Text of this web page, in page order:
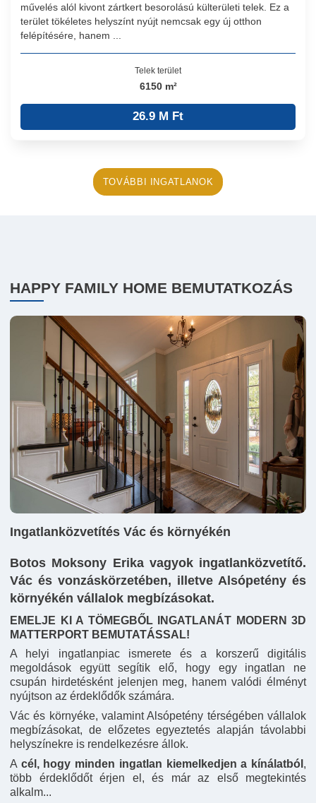
művelés alól kivont zártkert besorolású külterületi telek. Ez a
terület tökéletes helyszínt nyújt nemcsak egy új otthon
felépítésére, hanem ...
Telek terület
6150 m²
26.9 M Ft
TOVÁBBI INGATLANOK
HAPPY FAMILY HOME BEMUTATKOZÁS
Ingatlanközvetítés Vác és környékén
Botos Moksony Erika vagyok ingatlanközvetítő.
Vác és vonzáskörzetében, illetve Alsópetény és
környékén vállalok megbízásokat.
EMELJE KI A TÖMEGBŐL INGATLANÁT MODERN 3D
MATTERPORT BEMUTATÁSSAL!
A helyi ingatlanpiac ismerete és a korszerű digitális
megoldások együtt segítik elő, hogy egy ingatlan ne
csupán hirdetésként jelenjen meg, hanem valódi élményt
nyújtson az érdeklődők számára.
Vác és környéke, valamint Alsópetény térségében vállalok
megbízásokat, de előzetes egyeztetés alapján távolabbi
helyszínekre is rendelkezésre állok.
A cél, hogy minden ingatlan kiemelkedjen a kínálatból ,
több érdeklődőt érjen el, és már az első megtekintés
alkalm...